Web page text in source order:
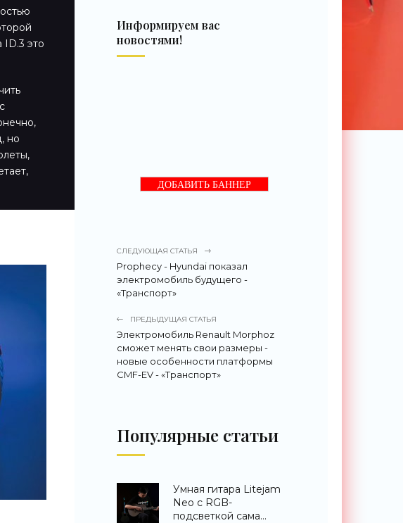
ID.3 это
но
Информируем вас
новостями!
ДОБАВИТЬ БАННЕР
СЛЕДУЮЩАЯ СТАТЬЯ
Prophecy - Hyundai показал
электромобиль будущего -
«Транспорт»
ПРЕДЫДУЩАЯ СТАТЬЯ
Электромобиль Renault Morphoz
сможет менять свои размеры -
новые особенности платформы
CMF-EV - «Транспорт»
Популярные статьи
Умная гитара Litejam
Neo с RGB-
подсветкой сама